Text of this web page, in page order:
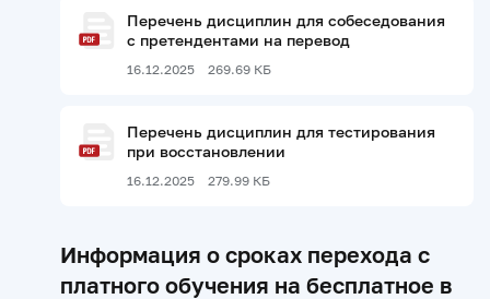
Перечень дисциплин для собеседования
с претендентами на перевод
16.12.2025 269.69 КБ
Перечень дисциплин для тестирования
при восстановлении
16.12.2025 279.99 КБ
Информация о сроках перехода с
платного обучения на бесплатное в